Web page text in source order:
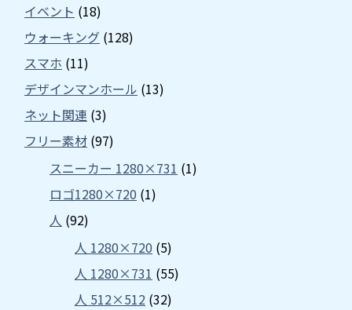
イベント (18)
ウォーキング (128)
スマホ (11)
デザインマンホール (13)
ネット関連 (3)
フリー素材 (97)
スニーカー 1280×731 (1)
ロゴ1280×720 (1)
人 (92)
人 1280×720 (5)
人 1280×731 (55)
人 512×512 (32)